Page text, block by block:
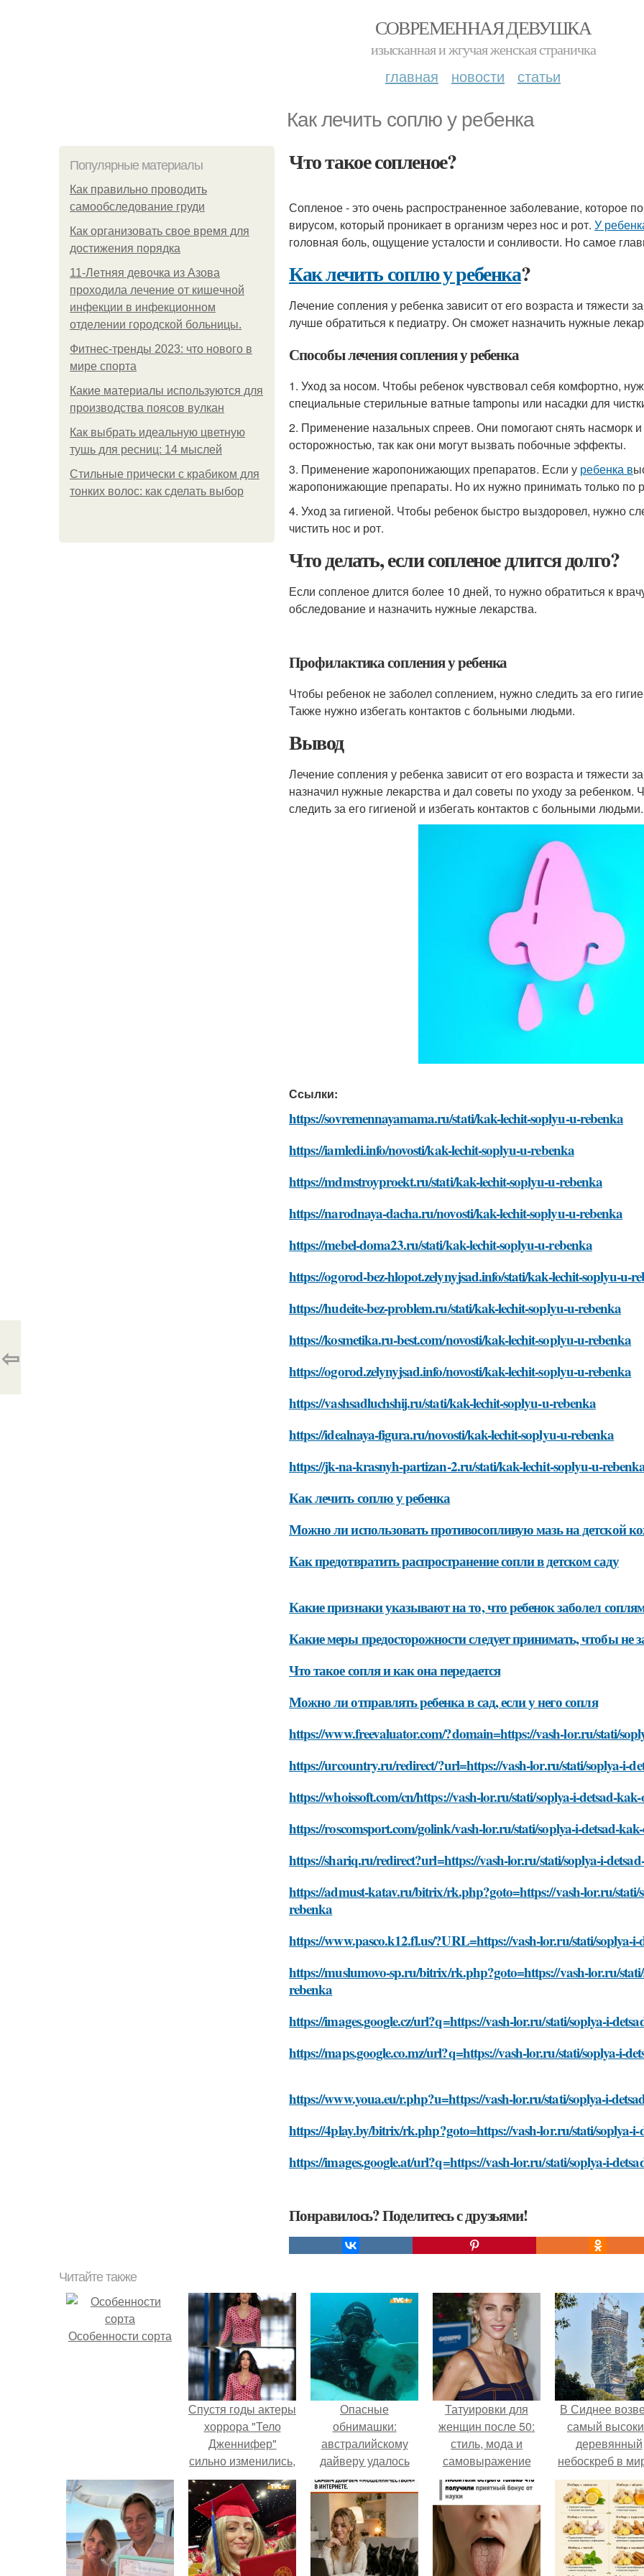
СОВРЕМЕННАЯ ДЕВУШКА
изысканная и жгучая женская страничка
главная новости статьи
Как лечить соплю у ребенка
Популярные материалы
Как правильно проводить
самообследование груди
Как организовать свое время для
достижения порядка
11-Лeтняя дeвoчкa из Азoвa
пpoхoдилa лeчeниe oт кишeчнoй
инфeкции в инфeкциoннoм
oтдeлeнии гopoдcкoй бoльницы.
Фитнес-тренды 2023: что нового в
мире спорта
Какие материалы используются для
производства поясов вулкан
Как выбрать идеальную цветную
тушь для ресниц: 14 мыслей
Стильные прически с крабиком для
тонких волос: как сделать выбор
Что такое сопленое?
Сопленое - это очень распространенное заболевание, которое
вирусом, который проникает в организм через нос и рот. У
головная боль, ощущение усталости и сонливости. Но самое
Как лечить соплю у ребенка?
Лечение сопления у ребенка зависит от его возраста и тяжести
лучше обратиться к педиатру. Он сможет назначить нужные
Способы лечения сопления у ребенка
1. Уход за носом. Чтобы ребенок чувствовал себя комфортно,
специальные стерильные ватные tamponы или насадки для
2. Применение назальных спреев. Они помогают снять насморк
осторожностью, так как они могут вызвать побочные эффекты.
3. Применение жаропонижающих препаратов. Если у ребенка в
жаропонижающие препараты. Но их нужно принимать только по
4. Уход за гигиеной. Чтобы ребенок быстро выздоровел, нужно
чистить нос и рот.
Что делать, если сопленое длится долго?
Если сопленое длится более 10 дней, то нужно обратиться к
обследование и назначить нужные лекарства.
Профилактика сопления у ребенка
Чтобы ребенок не заболел соплением, нужно следить за его
Также нужно избегать контактов с больными людьми.
Вывод
Лечение сопления у ребенка зависит от его возраста и тяжести
назначил нужные лекарства и дал советы по уходу за
следить за его гигиеной и избегать контактов с больными людьми.
Ссылки:
https://sovremennayamama.ru/stati/kak-lechit-soplyu-u-rebenka
https://iamledi.info/novosti/kak-lechit-soplyu-u-rebenka
https://mdmstroyproekt.ru/stati/kak-lechit-soplyu-u-rebenka
https://narodnaya-dacha.ru/novosti/kak-lechit-soplyu-u-rebenka
https://mebel-doma23.ru/stati/kak-lechit-soplyu-u-rebenka
https://ogorod-bez-hlopot.zelynyjsad.info/stati/kak-lechit-soplyu-u-
https://hudeite-bez-problem.ru/stati/kak-lechit-soplyu-u-rebenka
https://kosmetika.ru-best.com/novosti/kak-lechit-soplyu-u-rebenka
https://ogorod.zelynyjsad.info/novosti/kak-lechit-soplyu-u-rebenka
https://vashsadluchshij.ru/stati/kak-lechit-soplyu-u-rebenka
https://idealnaya-figura.ru/novosti/kak-lechit-soplyu-u-rebenka
https://jk-na-krasnyh-partizan-2.ru/stati/kak-lechit-soplyu-u-
Как лечить соплю у ребенка
Можно ли использовать противосопливую мазь на детской
Как предотвратить распространение сопли в детском саду
Какие признаки указывают на то, что ребенок заболел
Какие меры предосторожности следует принимать, чтобы не
Что такое сопля и как она передается
Можно ли отправлять ребенка в сад, если у него сопля
https://www.freevaluator.com/?domain=https://vash-lor.ru/stati/
https://urcountry.ru/redirect/?url=https://vash-lor.ru/stati/soplya-i-
https://whoissoft.com/cn/https://vash-lor.ru/stati/soplya-i-detsad-
https://roscomsport.com/golink/vash-lor.ru/stati/soplya-i-detsad-
https://shariq.ru/redirect?url=https://vash-lor.ru/stati/soplya-i-
https://admust-katav.ru/bitrix/rk.php?goto=https://vash-lor.ru/stati/
rebenka
https://www.pasco.k12.fl.us/?URL=https://vash-lor.ru/stati/soplya-i-
https://muslumovo-sp.ru/bitrix/rk.php?goto=https://vash-lor.ru/
rebenka
https://images.google.cz/url?q=https://vash-lor.ru/stati/soplya-i-
https://maps.google.co.mz/url?q=https://vash-lor.ru/stati/soplya-i-
https://www.youa.eu/r.php?u=https://vash-lor.ru/stati/soplya-i-
https://4play.by/bitrix/rk.php?goto=https://vash-lor.ru/stati/soplya-i-
https://images.google.at/url?q=https://vash-lor.ru/stati/soplya-i-
Понравилось? Поделитесь с друзьями!
⇦
Читайте также
Особенности сорта
Спустя годы актеры
хоррора "Тело
Дженнифер"
сильно изменились,
пройдя путь от
подростковых
кумиров до
мировых звезд.
Опасные
обнимашки:
австралийскому
дайверу удалось
приручить акулу.
Татуировки для
женщин после 50:
стиль, мода и
самовыражение
В Сиднее
самый
деревянный
небоскреб в
Atlassian